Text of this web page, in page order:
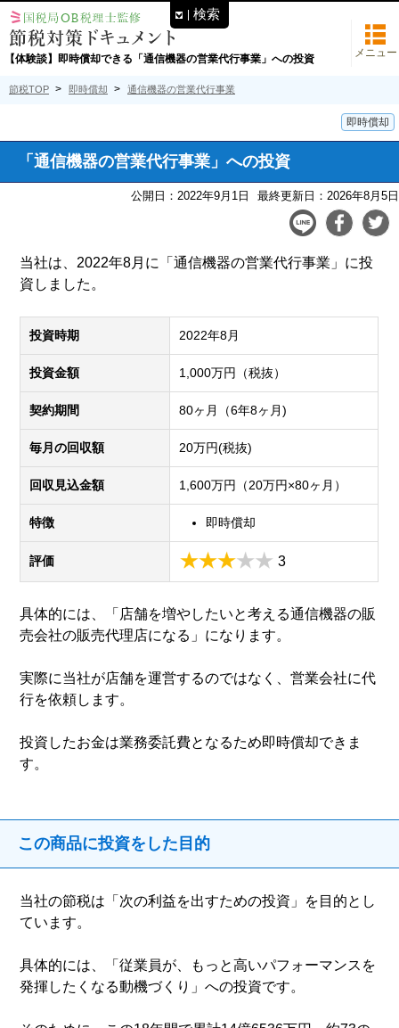
【体験談】即時償却できる「通信機器の営業代行事業」への投資 メニュー
節税TOP 即時償却 通信機器の営業代行事業
即時償却
「通信機器の営業代行事業」への投資
公開日：2022年9月1日 最終更新日：2026年8月5日
当社は、2022年8月に「通信機器の営業代行事業」に投
資しました。
投資時期 2022年8月
投資金額 1,000万円（税抜）
契約期間 80ヶ月（6年8ヶ月)
毎月の回収額 20万円(税抜)
回収見込金額 1,600万円（20万円×80ヶ月）
特徴 即時償却
評価 3
具体的には、「店舗を増やしたいと考える通信機器の販
売会社の販売代理店になる」になります。
実際に当社が店舗を運営するのではなく、営業会社に代
行を依頼します。
投資したお金は業務委託費となるため即時償却できま
す。
この商品に投資をした目的
当社の節税は「次の利益を出すための投資」を目的とし
ています。
具体的には、「従業員が、もっと高いパフォーマンスを
発揮したくなる動機づくり」への投資です。
検索